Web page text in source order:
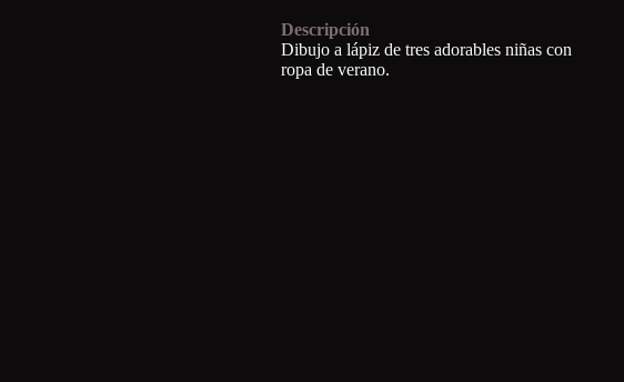
Descripción
Dibujo a lápiz de tres adorables niñas con
ropa de verano.